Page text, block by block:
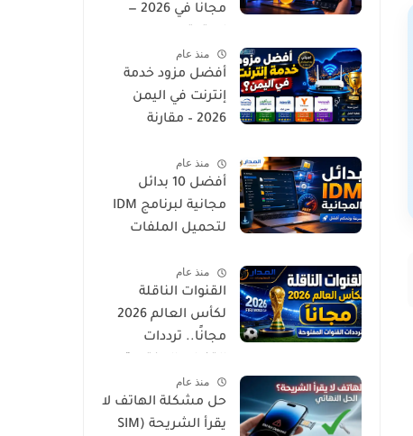
مجانًا في 2026 —
بمسلسلاتك
المفضلة بدون تكلفة
منذ عام
أفضل مزود خدمة
إنترنت في اليمن
2026 – مقارنة
منذ عام
أفضل 10 بدائل
مجانية لبرنامج IDM
لتحميل الملفات
منذ عام
القنوات الناقلة
لكأس العالم 2026
مجانًا.. ترددات
وطرق المشاهدة
الرسمية
منذ عام
حل مشكلة الهاتف لا
يقرأ الشريحة (SIM